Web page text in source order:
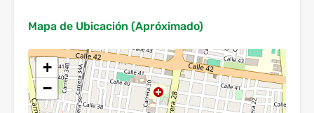
Mapa de Ubicación (Apróximado)
+
−